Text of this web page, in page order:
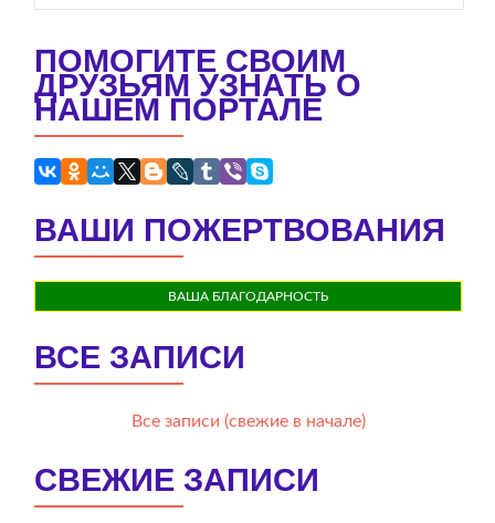
ПОМОГИТЕ СВОИМ
ДРУЗЬЯМ УЗНАТЬ О
НАШЕМ ПОРТАЛЕ
ВАШИ ПОЖЕРТВОВАНИЯ
ВАША БЛАГОДАРНОСТЬ
ВСЕ ЗАПИСИ
Все записи (свежие в начале)
СВЕЖИЕ ЗАПИСИ